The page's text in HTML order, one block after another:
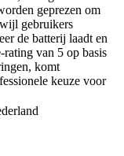
geprezen om
gebruikers
de batterij laadt en
van 5 op basis
komt
keuze voor